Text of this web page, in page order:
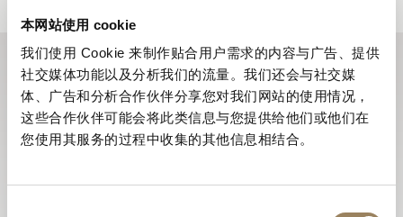
本网站使用 cookie
我们使用 Cookie 来制作贴合用户需求的内容与广告、提供
社交媒体功能以及分析我们的流量。我们还会与社交媒
体、广告和分析合作伙伴分享您对我们网站的使用情况，
这些合作伙伴可能会将此类信息与您提供给他们或他们在
您使用其服务的过程中收集的其他信息相结合。
訂閱電子通訊
寶璣電子通訊全年為您送上品牌的最新動向，並向您介紹
所有全新推出的腕錶。